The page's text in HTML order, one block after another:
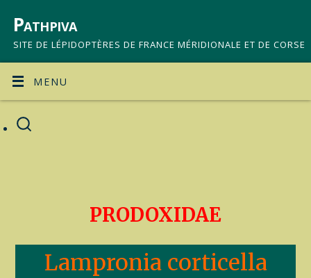
Pathpiva
SITE DE LÉPIDOPTÈRES DE FRANCE MÉRIDIONALE ET DE CORSE
MENU
PRODOXIDAE
Lampronia corticella